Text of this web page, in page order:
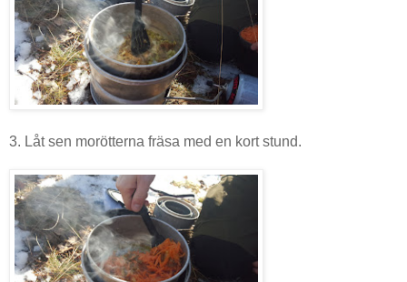
3. Låt sen morötterna fräsa med en kort stund.